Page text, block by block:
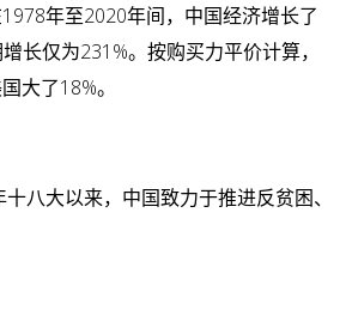
年至2020年间，中国经济增长了
长仅为231%。按购买力平价计算，
大了18%。
八大以来，中国致力于推进反贫困、